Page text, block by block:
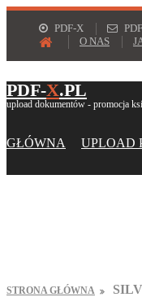
PDF-X
O NAS
PDF-X.PL
upload dokumentów - promocja
GŁÓWNA UPLOAD
STRONA GŁÓWNA